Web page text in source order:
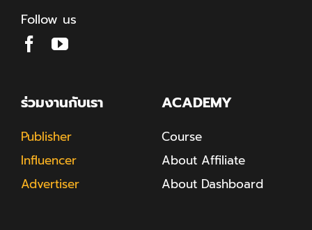
Follow us
ร่วมงานกับเรา
Publisher
Influencer
Advertiser
ACADEMY
Course
About Affiliate
About Dashboard